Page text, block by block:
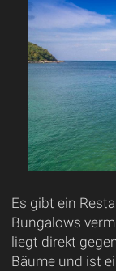
Es gibt ein
Bungalows
liegt direkt
Bäume und ist